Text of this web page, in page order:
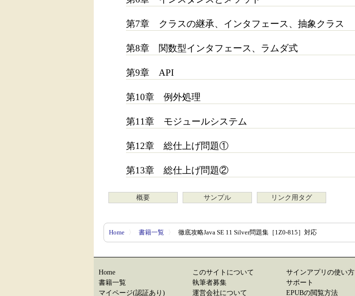
第7章 クラスの継承、インタフェース、抽象クラス
第8章 関数型インタフェース、ラムダ式
第9章 API
第10章 例外処理
第11章 モジュールシステム
第12章 総仕上げ問題①
第13章 総仕上げ問題②
概要 サンプル リンク用タグ
Home 〉 書籍一覧 〉 徹底攻略Java SE 11 Silver問題集［1Z0-815］対応
Home
書籍一覧
マイページ(認証あり)
このサイトについて
執筆者募集
運営会社について
サインアプリの使い方
サポート
EPUBの閲覧方法